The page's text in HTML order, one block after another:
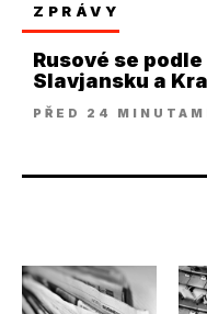
ZPRÁVY
Rusové se
Slavjansku a
PŘED 24